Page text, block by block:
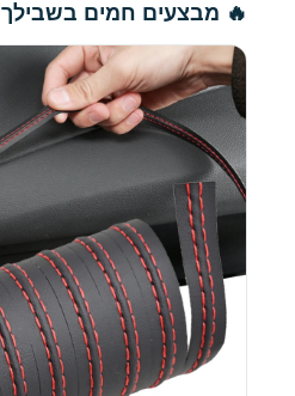
🔥 מבצעים חמים בשבילך